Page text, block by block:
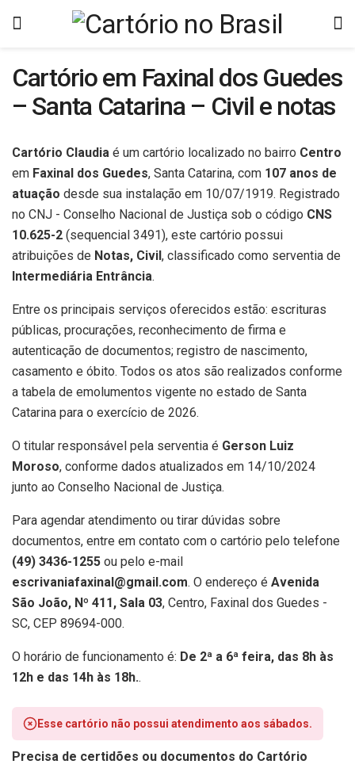
Cartório em Faxinal dos Guedes
– Santa Catarina – Civil e notas
Cartório Claudia é um cartório localizado no bairro Centro
em Faxinal dos Guedes, Santa Catarina, com 107 anos de
atuação desde sua instalação em 10/07/1919. Registrado
no CNJ - Conselho Nacional de Justiça sob o código CNS
10.625-2 (sequencial 3491), este cartório possui
atribuições de Notas, Civil, classificado como serventia de
Intermediária Entrância.
Entre os principais serviços oferecidos estão: escrituras
públicas, procurações, reconhecimento de firma e
autenticação de documentos; registro de nascimento,
casamento e óbito. Todos os atos são realizados conforme
a tabela de emolumentos vigente no estado de Santa
Catarina para o exercício de 2026.
O titular responsável pela serventia é Gerson Luiz
Moroso, conforme dados atualizados em 14/10/2024
junto ao Conselho Nacional de Justiça.
Para agendar atendimento ou tirar dúvidas sobre
documentos, entre em contato com o cartório pelo telefone
(49) 3436-1255 ou pelo e-mail
escrivaniafaxinal@gmail.com. O endereço é Avenida
São João, Nº 411, Sala 03, Centro, Faxinal dos Guedes -
SC, CEP 89694-000.
O horário de funcionamento é: De 2ª a 6ª feira, das 8h às
12h e das 14h às 18h..
Esse cartório não possui atendimento aos sábados.
Precisa de certidões ou documentos do Cartório